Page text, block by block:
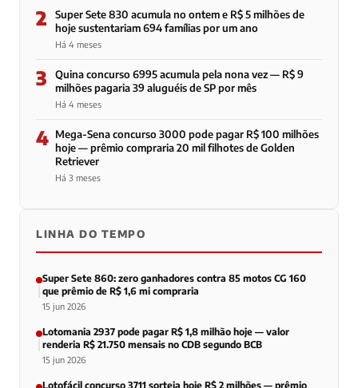
2
Super Sete 830 acumula no ontem e R$ 5 milhões de
hoje sustentariam 694 famílias por um ano
Há 4 meses
3
Quina concurso 6995 acumula pela nona vez — R$ 9
milhões pagaria 39 aluguéis de SP por mês
Há 4 meses
4 Mega-Sena concurso 3000 pode pagar R$ 100 milhões
hoje — prêmio compraria 20 mil filhotes de Golden
Retriever
Há 3 meses
LINHA DO TEMPO
Super Sete 860: zero ganhadores contra 85 motos CG 160
que prêmio de R$ 1,6 mi compraria
15 jun 2026
Lotomania 2937 pode pagar R$ 1,8 milhão hoje — valor
renderia R$ 21.750 mensais no CDB segundo BCB
15 jun 2026
Lotofácil concurso 3711 sorteia hoje R$ 2 milhões — prêmio